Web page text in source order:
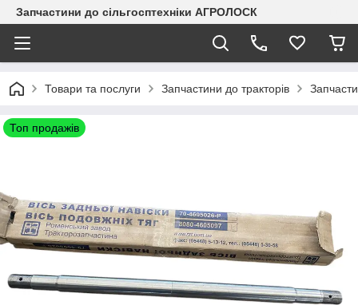
Запчастини до сільгосптехніки АГРОЛОСК
Товари та послуги Запчастини до тракторів
Топ продажів